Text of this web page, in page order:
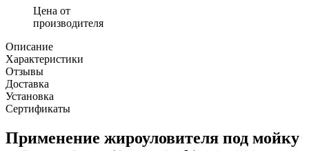
Цена от
производителя
Описание
Характеристики
Отзывы
Доставка
Установка
Сертификаты
Применение жироуловителя под мойку